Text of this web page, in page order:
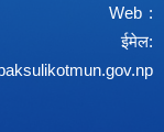
Web :